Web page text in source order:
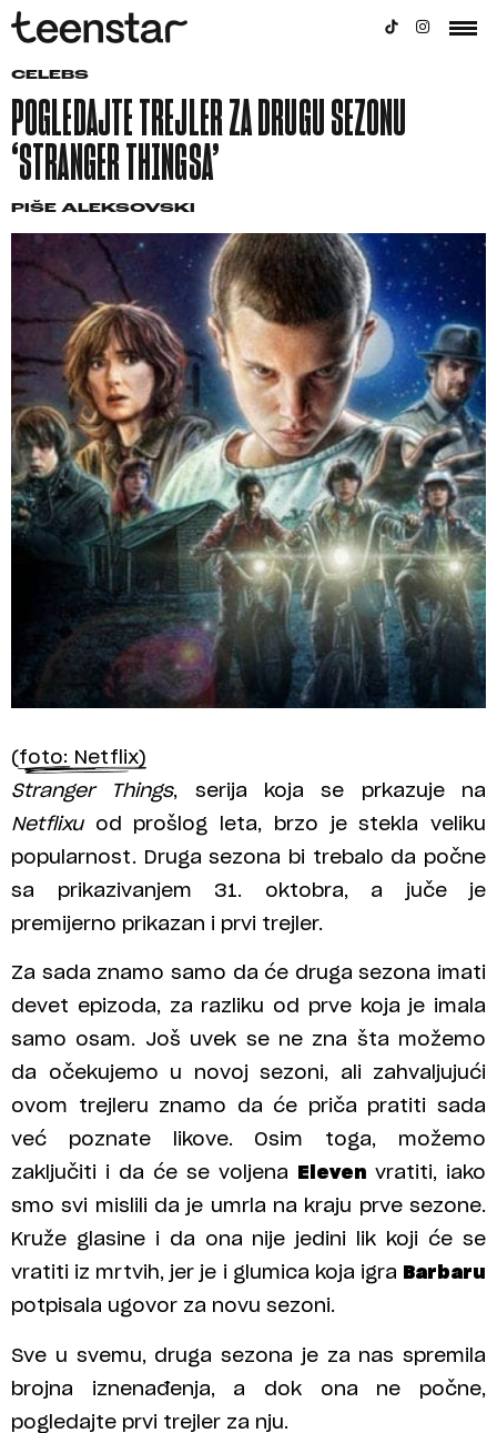
CELEBS
POGLEDAJTE TREJLER ZA DRUGU SEZONU
‘STRANGER THINGSA’
PIŠE ALEKSOVSKI
(foto: Netflix)
Stranger Things, serija koja se prkazuje na
Netflixu od prošlog leta, brzo je stekla veliku
popularnost. Druga sezona bi trebalo da počne
sa prikazivanjem 31. oktobra, a juče je
premijerno prikazan i prvi trejler.
Za sada znamo samo da će druga sezona imati
devet epizoda, za razliku od prve koja je imala
samo osam. Još uvek se ne zna šta možemo
da očekujemo u novoj sezoni, ali zahvaljujući
ovom trejleru znamo da će priča pratiti sada
već poznate likove. Osim toga, možemo
zaključiti i da će se voljena
Eleven vratiti, iako
smo svi mislili da je umrla na kraju prve sezone.
Kruže glasine i da ona nije jedini lik koji će se
vratiti iz mrtvih, jer je i glumica koja igra
Barbaru
potpisala ugovor za novu sezoni.
Sve u svemu, druga sezona je za nas spremila
brojna iznenađenja, a dok ona ne počne,
pogledajte prvi trejler za nju.